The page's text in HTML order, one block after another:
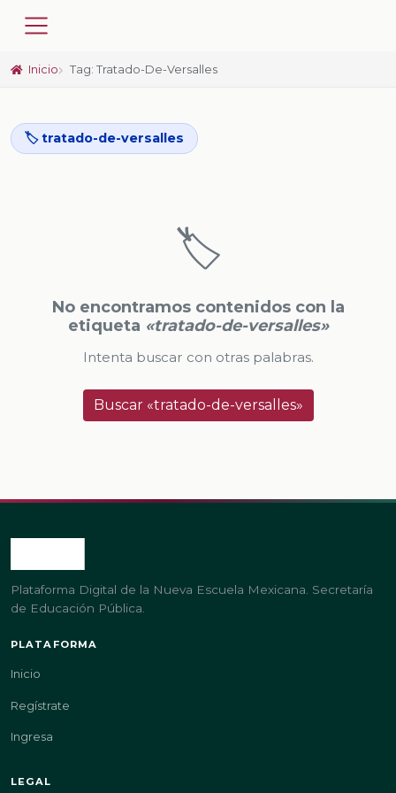
Inicio Tag: Tratado-De-Versalles
🏷️ tratado-de-versalles
🏷️
No encontramos contenidos con la
etiqueta «tratado-de-versalles»
Intenta buscar con otras palabras.
Buscar «tratado-de-versalles»
Plataforma Digital de la Nueva Escuela Mexicana. Secretaría
de Educación Pública.
PLATAFORMA
Inicio
Regístrate
Ingresa
LEGAL